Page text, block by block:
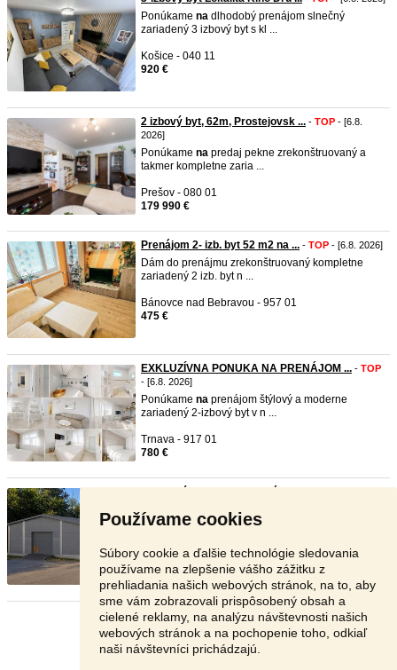
Používame cookies
Súbory cookie a ďalšie technológie sledovania
používame na zlepšenie vášho zážitku z
prehliadania našich webových stránok, na to, aby
sme vám zobrazovali prispôsobený obsah a
cielené reklamy, na analýzu návštevnosti našich
webových stránok a na pochopenie toho, odkiaľ
naši návštevníci prichádzajú.
Ponúkame na dlhodobý prenájom slnečný
zariadený 3 izbový byt s kl ...
Košice - 040 11
920 €
2 izbový byt, 62m, Prostejovsk ... - TOP - [6.8.
2026]
Ponúkame na predaj pekne zrekonštruovaný a
takmer kompletne zaria ...
Prešov - 080 01
179 990 €
Prenájom 2- izb. byt 52 m2 na ... - TOP - [6.8. 2026]
Dám do prenájmu zrekonštruovaný kompletne
zariadený 2 izb. byt n ...
Bánovce nad Bebravou - 957 01
475 €
EXKLUZÍVNA PONUKA NA PRENÁJOM ... - TOP
- [6.8. 2026]
Ponúkame na prenájom štýlový a moderne
zariadený 2-izbový byt v n ...
Trnava - 917 01
780 €
Prenájom skladových priestorov od 1. 10
Banská Bystrica - 974 01
V texte
Stránka: 1 2 3 Ďalšia